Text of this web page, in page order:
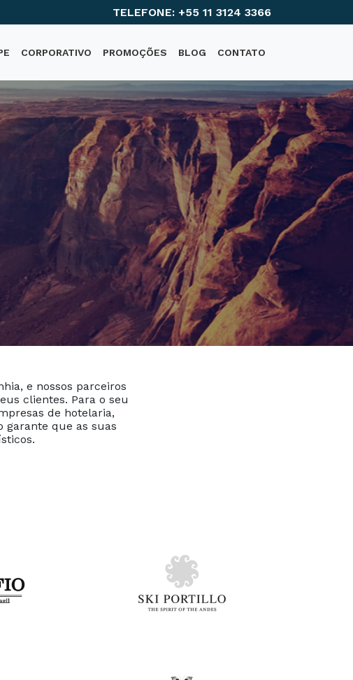
TELEFONE: +55 11 3124 3366
CORPORATIVO PROMOÇÕES BLOG CONTATO
e nossos parceiros
clientes. Para o seu
de hotelaria,
garante que as suas